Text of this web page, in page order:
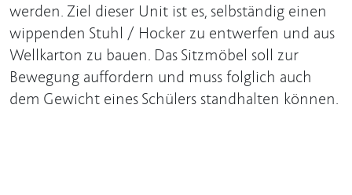
werden. Ziel dieser Unit ist es, selbständig einen
wippenden Stuhl / Hocker zu entwerfen und aus
Wellkarton zu bauen. Das Sitzmöbel soll zur
Bewegung auffordern und muss folglich auch
dem Gewicht eines Schülers standhalten können.